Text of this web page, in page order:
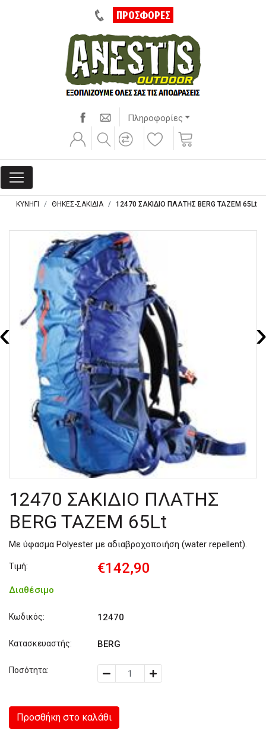
ΠΡΟΣΦΟΡΕΣ
Πληροφορίες
ΚΥΝΗΓΙ ΘΗΚΕΣ-ΣΑΚΙΔΙΑ 12470 ΣΑΚΙΔΙΟ ΠΛΑΤΗΣ BERG TAZEM 65Lt
12470 ΣΑΚΙΔΙΟ ΠΛΑΤΗΣ
BERG TAZEM 65Lt
Με ύφασμα Polyester με αδιαβροχοποιήση (water repellent).
Τιμή: €142,90
Διαθέσιμο
Κωδικός: 12470
Κατασκευαστής: BERG
Ποσότητα:
Προσθήκη στο καλάθι